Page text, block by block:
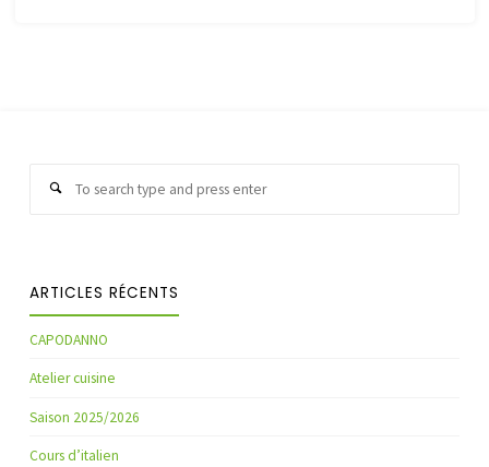
Search
ARTICLES RÉCENTS
CAPODANNO
Atelier cuisine
Saison 2025/2026
Cours d’italien